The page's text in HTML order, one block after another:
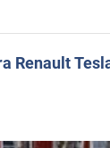
Renault